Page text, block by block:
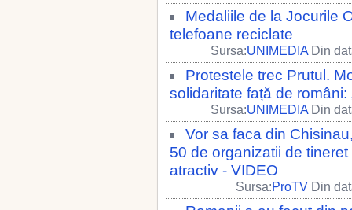
Medaliile de la Jocurile
telefoane reciclate
Sursa:UNIMEDIA Din
Protestele trec Prutul.
solidaritate față de
Sursa:UNIMEDIA Din
Vor sa faca din
50 de organizatii de
atractiv - VIDEO
Sursa:ProTV Din